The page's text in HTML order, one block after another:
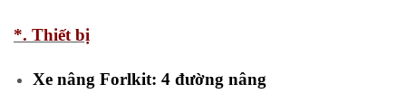
*. Thiết bị
Xe nâng Forlkit: 4 đường nâng